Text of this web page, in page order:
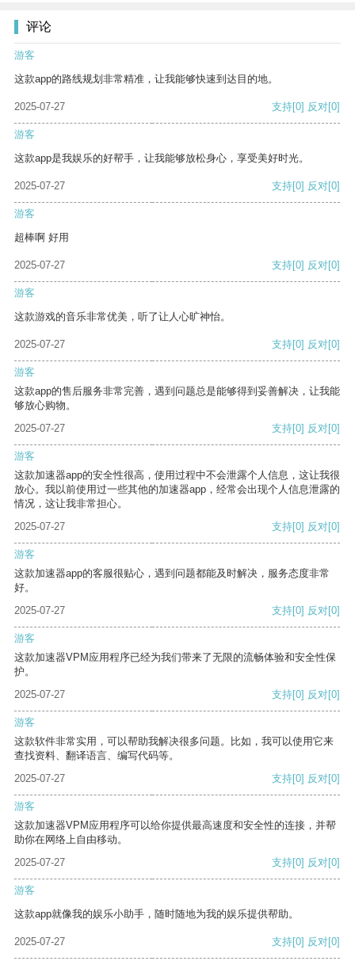
评论
游客
这款app的路线规划非常精准，让我能够快速到达目的地。
2025-07-27 支持[0] 反对[0]
游客
这款app是我娱乐的好帮手，让我能够放松身心，享受美好时光。
2025-07-27 支持[0] 反对[0]
游客
超棒啊 好用
2025-07-27 支持[0] 反对[0]
游客
这款游戏的音乐非常优美，听了让人心旷神怡。
2025-07-27 支持[0] 反对[0]
游客
这款app的售后服务非常完善，遇到问题总是能够得到妥善解决，让我能
够放心购物。
2025-07-27
支持[0] 反对[0]
游客
这款加速器app的安全性很高，使用过程中不会泄露个人信息，这让我很
放心。我以前使用过一些其他的加速器app，经常会出现个人信息泄露的
情况，这让我非常担心。
2025-07-27
支持[0] 反对[0]
游客
这款加速器app的客服很贴心，遇到问题都能及时解决，服务态度非常
好。
2025-07-27
支持[0] 反对[0]
游客
这款加速器VPM应用程序已经为我们带来了无限的流畅体验和安全性保
护。
2025-07-27
支持[0] 反对[0]
游客
这款软件非常实用，可以帮助我解决很多问题。比如，我可以使用它来
查找资料、翻译语言、编写代码等。
2025-07-27
支持[0] 反对[0]
游客
这款加速器VPM应用程序可以给你提供最高速度和安全性的连接，并帮
助你在网络上自由移动。
2025-07-27
支持[0] 反对[0]
游客
这款app就像我的娱乐小助手，随时随地为我的娱乐提供帮助。
2025-07-27 支持[0] 反对[0]